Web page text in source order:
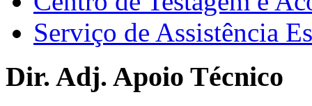
Serviço de Assistência
Dir. Adj. Apoio Técnico